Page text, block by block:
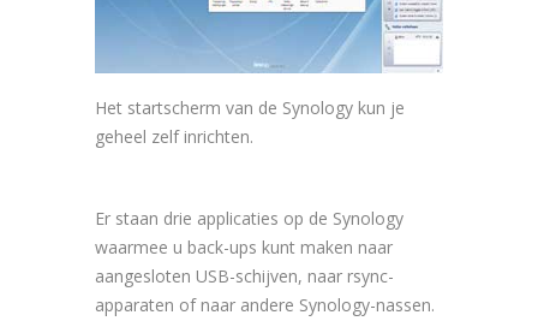
Het startscherm van de Synology kun je
geheel zelf inrichten.
Er staan drie applicaties op de Synology
waarmee u back-ups kunt maken naar
aangesloten USB-schijven, naar rsync-
apparaten of naar andere Synology-nassen.